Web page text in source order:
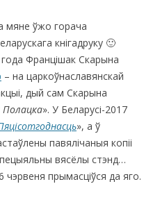
мяне ўжо горача
кнігадруку 🙂
Францішак Скарына
– на царкоўнаславянскай
дый сам Скарына
Полацка». У Беларусі-2017
», а ў
павялічаныя копіі
вясёлы стэнд…
прымасціўся да яго.